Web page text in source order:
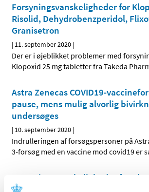
Forsyningsvanskeligheder for
Risolid, Dehydrobenzperidol,
Granisetron
| 11. september 2020 |
Der er i øjeblikket problemer med
Klopoxid 25 mg tabletter fra Takeda
Astra Zenecas COVID19-
pause, mens mulig alvorlig
undersøges
| 10. september 2020 |
Indrulleringen af forsøgspersoner på
3-forsøg med en vaccine mod covid19 er
Forsyningsvanskeligheder for
Digoxin